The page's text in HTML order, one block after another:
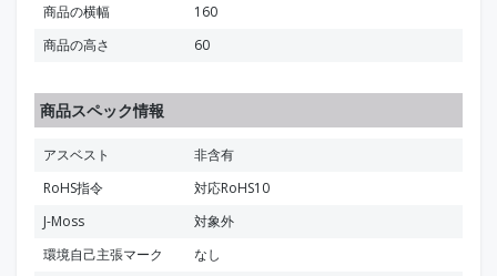
商品の横幅
160
商品の高さ
60
商品スペック情報
アスベスト
非含有
RoHS指令
対応RoHS10
J-Moss
対象外
環境自己主張マーク
なし